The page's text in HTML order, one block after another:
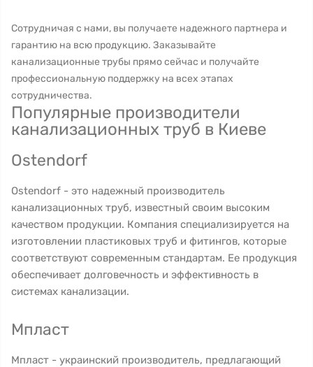
Сотрудничая с нами, вы получаете надежного партнера и
гарантию на всю продукцию. Заказывайте
канализационные трубы прямо сейчас и получайте
профессиональную поддержку на всех этапах
сотрудничества.
Популярные производители
канализационных труб в Киеве
Ostendorf
Ostendorf - это надежный производитель
канализационных труб, известный своим высоким
качеством продукции. Компания специализируется на
изготовлении пластиковых труб и фитингов, которые
соответствуют современным стандартам. Ее продукция
обеспечивает долговечность и эффективность в
системах канализации.
Мпласт
Мпласт - украинский производитель, предлагающий